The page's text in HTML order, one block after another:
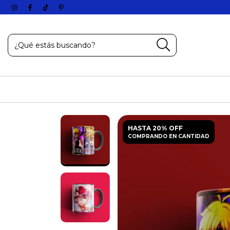
HASTA 20% OFF
COMPRANDO EN CANTIDAD